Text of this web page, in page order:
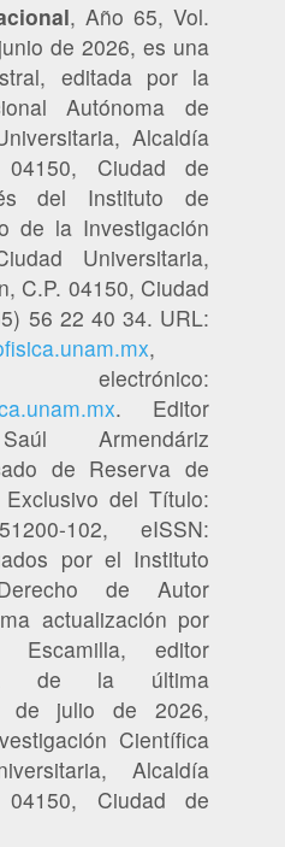
, Año 65, Vol.
de 2026, es una
editada por la
Autónoma de
Alcaldía
04150, Ciudad de
del Instituto de
de la Investigación
Universitaria,
C.P. 04150, Ciudad
56 22 40 34. URL:
,
. Editor
Armendáriz
de Reserva de
del Título:
102, eISSN:
por el Instituto
de Autor
actualización por
Escamilla, editor
de la última
de julio de 2026,
Científica
Alcaldía
04150, Ciudad de